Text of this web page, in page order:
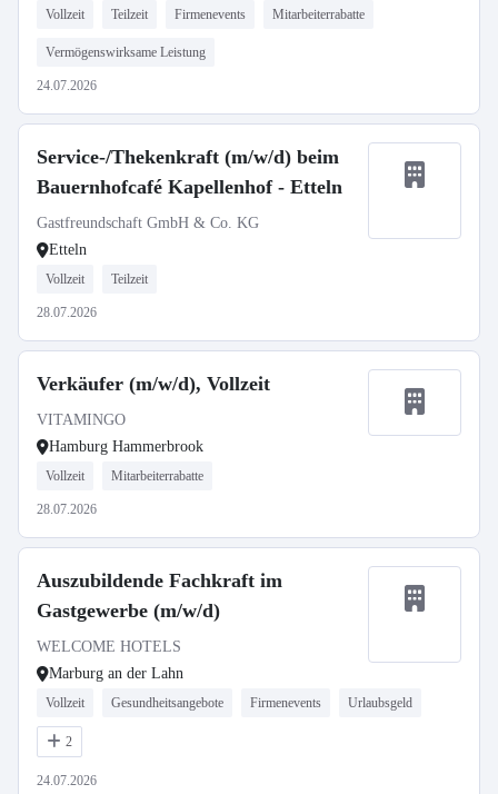
Vollzeit Teilzeit Firmenevents Mitarbeiterrabatte
Vermögenswirksame Leistung
24.07.2026
Service-/Thekenkraft (m/w/d) beim
Bauernhofcafé Kapellenhof - Etteln
Gastfreundschaft GmbH & Co. KG
Etteln
Vollzeit Teilzeit
28.07.2026
Verkäufer (m/w/d), Vollzeit
VITAMINGO
Hamburg Hammerbrook
Vollzeit Mitarbeiterrabatte
28.07.2026
Auszubildende Fachkraft im
Gastgewerbe (m/w/d)
WELCOME HOTELS
Marburg an der Lahn
Vollzeit Gesundheitsangebote Firmenevents Urlaubsgeld
2
24.07.2026